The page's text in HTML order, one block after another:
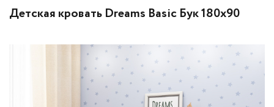
Детская кровать Dreams Basic Бук 180х90